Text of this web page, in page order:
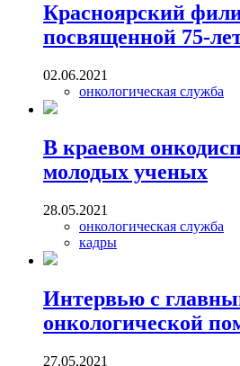
Красноярский
посвященной 75-
02.06.2021
онкологическая служба
В краевом
молодых ученых
28.05.2021
онкологическая служба
кадры
Интервью с
онкологической
27.05.2021